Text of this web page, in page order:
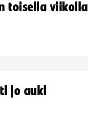
toisella viikolla
jo auki